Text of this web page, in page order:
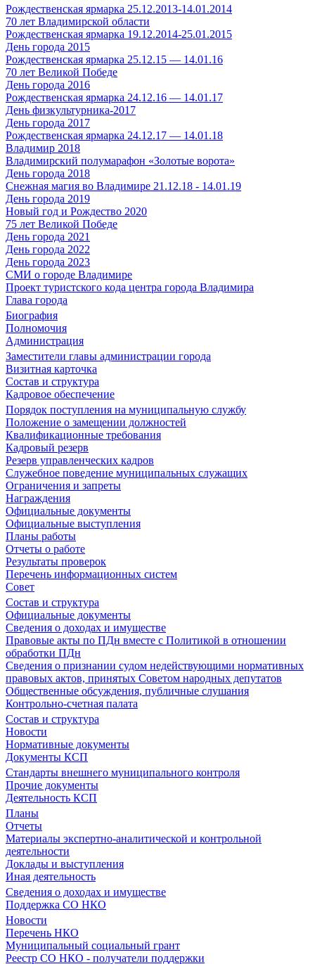
Рождественская ярмарка 25.12.2013-14.01.2014
70 лет Владимирской области
Рождественская ярмарка 19.12.2014-25.01.2015
День города 2015
Рождественская ярмарка 25.12.15 — 14.01.16
70 лет Великой Победе
День города 2016
Рождественская ярмарка 24.12.16 — 14.01.17
День физкультурника-2017
День города 2017
Рождественская ярмарка 24.12.17 — 14.01.18
Владимир 2018
Владимирский полумарафон «Золотые ворота»
День города 2018
Снежная магия во Владимире 21.12.18 - 14.01.19
День города 2019
Новый год и Рождество 2020
75 лет Великой Победе
День города 2021
День города 2022
День города 2023
СМИ о городе Владимире
Проект туристского кода центра города Владимира
Глава города
Биография
Полномочия
Администрация
Заместители главы администрации города
Визитная карточка
Состав и структура
Кадровое обеспечение
Порядок поступления на муниципальную службу
Положение о замещении должностей
Квалификационные требования
Кадровый резерв
Резерв управленческих кадров
Служебное поведение муниципальных служащих
Ограничения и запреты
Награждения
Официальные документы
Официальные выступления
Планы работы
Отчеты о работе
Результаты проверок
Перечень информационных систем
Совет
Состав и структура
Официальные документы
Сведения о доходах и имуществе
Правовые акты по ПДн вместе с Политикой в отношении
обработки ПДн
Сведения о признании судом недействующими нормативных
правовых актов, принятых Советом народных депутатов
Общественные обсуждения, публичные слушания
Контрольно-счетная палата
Состав и структура
Новости
Нормативные документы
Документы КСП
Стандарты внешнего муниципального контроля
Прочие документы
Деятельность КСП
Планы
Отчеты
Материалы экспертно-аналитической и контрольной
деятельности
Доклады и выступления
Иная деятельность
Сведения о доходах и имуществе
Поддержка СО НКО
Новости
Перечень НКО
Муниципальный социальный грант
Реестр СО НКО - получатели поддержки